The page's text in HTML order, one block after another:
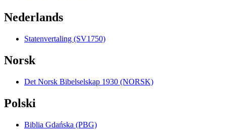
Nederlands
Statenvertaling (SV1750)
Norsk
Det Norsk Bibelselskap 1930 (NORSK)
Polski
Biblia Gdańska (PBG)